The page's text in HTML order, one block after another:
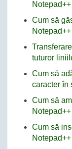
Notepad++
Cum să
Notepad++
tuturor
Cum să
caracter în
Cum să
Notepad++
Cum să
Notepad++